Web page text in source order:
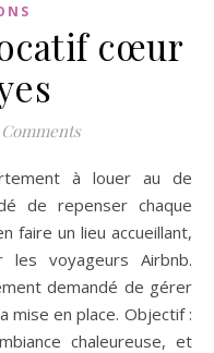
cœur
de repenser chaque
faire un lieu accueillant,
les voyageurs Airbnb.
demandé de gérer
mise en place. Objectif :
chaleureuse, et